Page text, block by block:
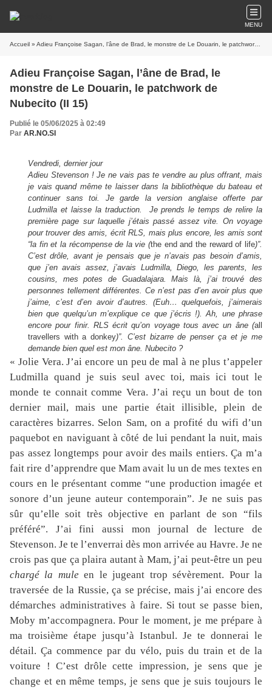
MENU
Accueil » Adieu Françoise Sagan, l’âne de Brad, le monstre de Le Douarin, le patchwork de Nubecito (II 15)
Adieu Françoise Sagan, l’âne de Brad, le
monstre de Le Douarin, le patchwork de
Nubecito (II 15)
Publié le 05/06/2025 à 02:49
Par AR.NO.SI
Vendredi, dernier jour
Adieu Stevenson ! Je ne vais pas te vendre au plus offrant, mais
je vais quand même te laisser dans la bibliothèque du bateau et
continuer sans toi. Je garde la version anglaise offerte par
Ludmilla et laisse la traduction. Je prends le temps de relire la
première page sur laquelle j’étais passé assez vite. On voyage
pour trouver des amis, écrit RLS, mais plus encore, les amis sont
“la fin et la récompense de la vie (the end and the reward of life)”.
C’est drôle, avant je pensais que je n’avais pas besoin d’amis,
que j’en avais assez, j’avais Ludmilla, Diego, les parents, les
cousins, mes potes de Guadalajara. Mais là, j’ai trouvé des
personnes tellement différentes. Ce n’est pas d’en avoir plus que
j’aime, c’est d’en avoir d’autres. (Euh… quelquefois, j’aimerais
bien que quelqu’un m’explique ce que j’écris !). Ah, une phrase
encore pour finir. RLS écrit qu’on voyage tous avec un âne (all
travellers with a donkey)”. C’est bizarre de penser ça et je me
demande bien quel est mon âne. Nubecito ?
« Jolie Vera. J’ai encore un peu de mal à ne plus t’appeler
Ludmilla quand je suis seul avec toi, mais ici tout le
monde te connait comme Vera. J’ai reçu un bout de ton
dernier mail, mais une partie était illisible, plein de
caractères bizarres. Selon Sam, on a profité du wifi d’un
paquebot en naviguant à côté de lui pendant la nuit, mais
pas assez longtemps pour avoir des mails entiers. Ça m’a
fait rire d’apprendre que Mam avait lu un de mes textes en
cours en le présentant comme “une production imagée et
sonore d’un jeune auteur contemporain”. Je ne suis pas
sûr qu’elle soit très objective en parlant de son “fils
préféré”. J’ai fini aussi mon journal de lecture de
Stevenson. Je te l’enverrai dès mon arrivée au Havre. Je ne
crois pas que ça plaira autant à Mam, j’ai peut-être un peu
chargé la mule en le jugeant trop sévèrement. Pour la
traversée de la Russie, ça se précise, mais j’ai encore des
démarches administratives à faire. Si tout se passe bien,
Moby m’accompagnera. Pour le moment, je me prépare à
ma troisième étape jusqu’à Istanbul. Je te donnerai le
détail. Ça commence par du vélo, puis du train et de la
voiture ! C’est drôle cette impression, je sens que je
change et en même temps, je sens que je suis toujours le